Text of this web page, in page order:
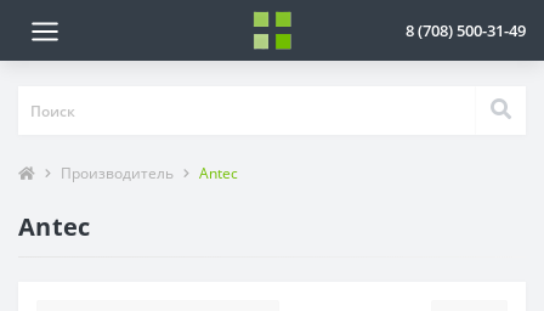
8 (708) 500-31-49
Производитель Antec
Antec